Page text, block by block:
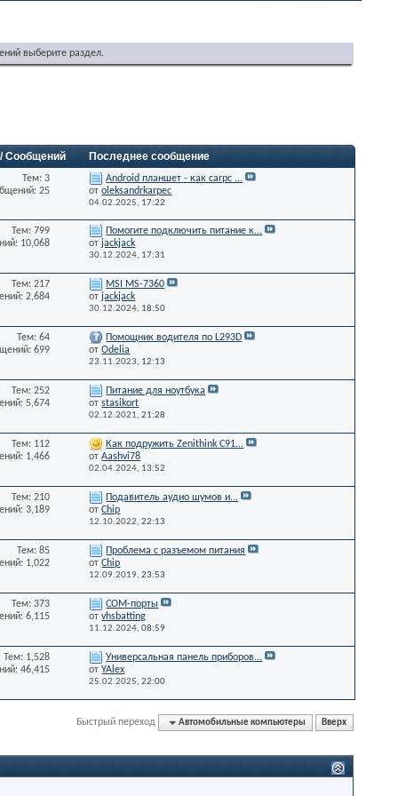
выберите раздел.
Сообщений Последнее сообщение
Тем: 3
25
Android планшет - как carpc ...
отoleksandrkarpec
04.02.2025, 17:22
Тем: 799
10,068
Помогите подключить питание к...
от jackjack
30.12.2024, 17:31
Тем: 217
2,684
MSI MS-7360
от jackjack
30.12.2024, 18:50
Тем: 64
699
Помощник водителя по L293D
отOdelia
23.11.2023, 12:13
Тем: 252
5,674
Питание для ноутбука
отstasikort
02.12.2021,21:28
Тем: 112
1,466
Как подружить Zenithink С91...
отAashvi78
02.04.2024, 13:52
Тем: 210
3,189
Подавитель аудио шумов и...
отChip
12.10.2022,22:13
Тем: 85
1,022
Проблема с разъемом питания
отChip
12.09.2019,23:53
Тем: 373
6,115
СОМ-порты
отvhsbatting
11.12.2024,08:59
Тем: 1,528
46,415
Универсальная панель приборов...
отYAlex
25.02.2025,22:00
Быстрый переход Автомобильные компьютеры Вверх